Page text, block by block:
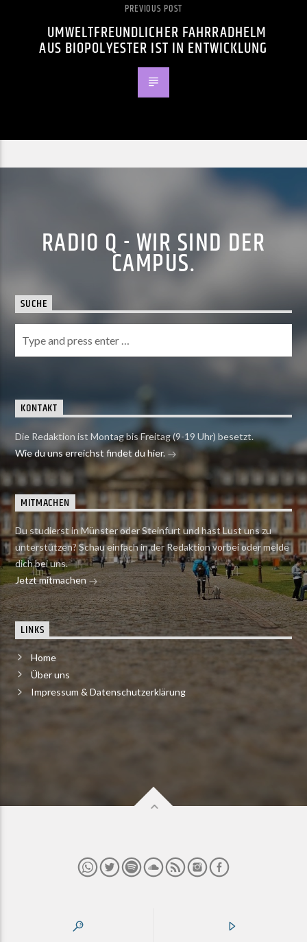
PREVIOUS POST
UMWELTFREUNDLICHER FAHRRADHELM
AUS BIOPOLYESTER IST IN ENTWICKLUNG
RADIO Q - WIR SIND DER
CAMPUS.
SUCHE
KONTAKT
Die Redaktion ist Montag bis Freitag (9-19 Uhr) besetzt.
Wie du uns erreichst findet du hier.
MITMACHEN
Du studierst in Münster oder Steinfurt und hast Lust uns zu
unterstützen? Schau einfach in der Redaktion vorbei oder melde
dich bei uns.
Jetzt mitmachen
LINKS
Home
Über uns
Impressum & Datenschutzerklärung